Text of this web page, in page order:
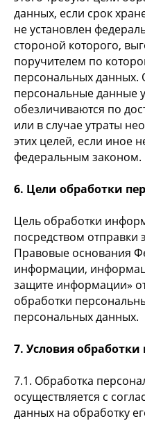
данных, если срок
не установлен
стороной которого,
поручителем по
персональных
персональные данные
обезличиваются по
или в случае утраты
этих целей, если иное
федеральным законом.
6. Цели обработки
Цель обработки
посредством отправки
Правовые основания
информации,
защите информации»
обработки
персональных данных.
7. Условия
7.1. Обработка
осуществляется с
данных на обработку